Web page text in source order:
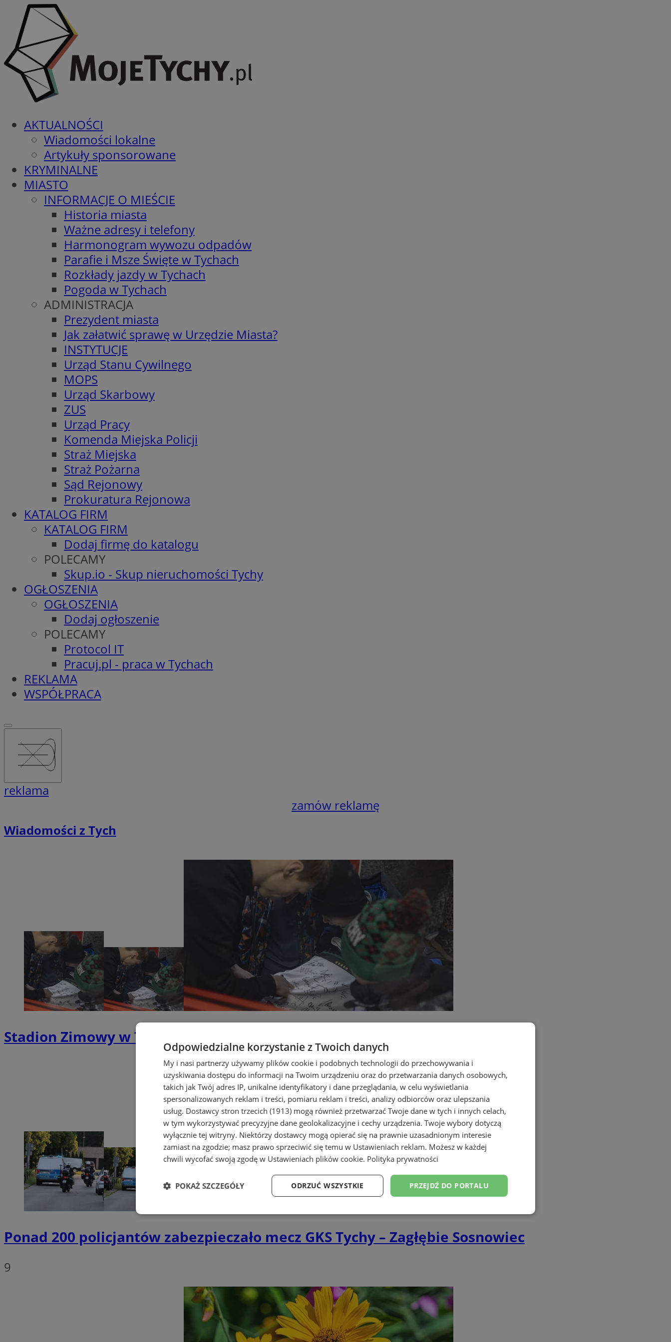
AKTUALNOŚCI
Wiadomości lokalne
Artykuły sponsorowane
KRYMINALNE
MIASTO
INFORMACJE O MIEŚCIE
Historia miasta
Ważne adresy i telefony
Harmonogram wywozu odpadów
Parafie i Msze Święte w Tychach
Rozkłady jazdy w Tychach
Pogoda w Tychach
ADMINISTRACJA
Prezydent miasta
Jak załatwić sprawę w Urzędzie Miasta?
INSTYTUCJE
Urząd Stanu Cywilnego
MOPS
Urząd Skarbowy
ZUS
Urząd Pracy
Komenda Miejska Policji
Straż Miejska
Straż Pożarna
Sąd Rejonowy
Prokuratura Rejonowa
KATALOG FIRM
KATALOG FIRM
Dodaj firmę do katalogu
POLECAMY
Skup.io - Skup nieruchomości Tychy
OGŁOSZENIA
OGŁOSZENIA
Dodaj ogłoszenie
POLECAMY
Protocol IT
Pracuj.pl - praca w Tychach
REKLAMA
WSPÓŁPRACA
reklama
zamów reklamę
Wiadomości z Tych
Stadion Zimowy w Tychach od kulis. Bezpłatne zwiedzanie dla najmłodszych
Ponad 200 policjantów zabezpieczało mecz GKS Tychy – Zagłębie Sosnowiec
9
Odpowiedzialne korzystanie z Twoich danych
My i nasi partnerzy używamy plików cookie i podobnych technologii do przechowywania i
uzyskiwania dostępu do informacji na Twoim urządzeniu oraz do przetwarzania danych osobowych,
takich jak Twój adres IP, unikalne identyfikatory i dane przeglądania, w celu wyświetlania
spersonalizowanych reklam i treści, pomiaru reklam i treści, analizy odbiorców oraz ulepszania
usług. Dostawcy stron trzecich (1913) mogą również przetwarzać Twoje dane w tych i innych celach,
w tym wykorzystywać precyzyjne dane geolokalizacyjne i cechy urządzenia. Twoje wybory dotyczą
wyłącznie tej witryny. Niektórzy dostawcy mogą opierać się na prawnie uzasadnionym interesie
zamiast na zgodzie; masz prawo sprzeciwić się temu w Ustawieniach reklam. Możesz w każdej
chwili wycofać swoją zgodę w Ustawieniach plików cookie. Polityka prywatności
PRZEJDŹ DO PORTALU
ODRZUĆ WSZYSTKIE
POKAŻ SZCZEGÓŁY
Niezbędne Wydajność Targetowanie Funkcjonalność Niesklasyfikowane
Niezbędne Wydajność Targetowanie Funkcjonalność Niesklasyfikowane
Niezbędne pliki cookie umożliwiają korzystanie z podstawowych funkcji strony internetowej, takich jak logowanie użytkownika i
zarządzanie kontem. Bez niezbędnych plików cookie nie można prawidłowo korzystać ze strony internetowej.
Provider/
Domena
Okres
przechowywania
Opis